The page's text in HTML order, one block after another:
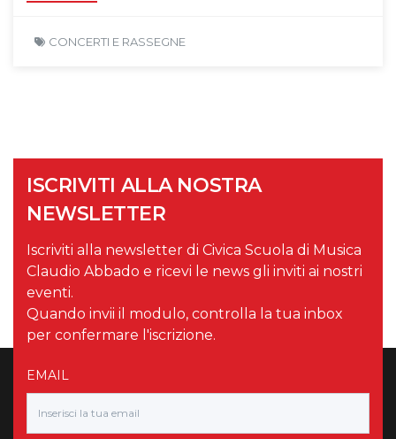
CONCERTI E RASSEGNE
ISCRIVITI ALLA NOSTRA
NEWSLETTER
Iscriviti alla newsletter di Civica Scuola di Musica
Claudio Abbado e ricevi le news gli inviti ai nostri
eventi.
Quando invii il modulo, controlla la tua inbox
per confermare l'iscrizione.
EMAIL